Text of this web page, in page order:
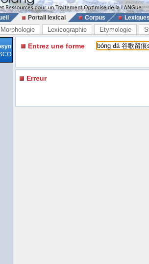
Portail lexical Corpus
Morphologie Lexicographie Etymologie
Entrez une forme
Erreur